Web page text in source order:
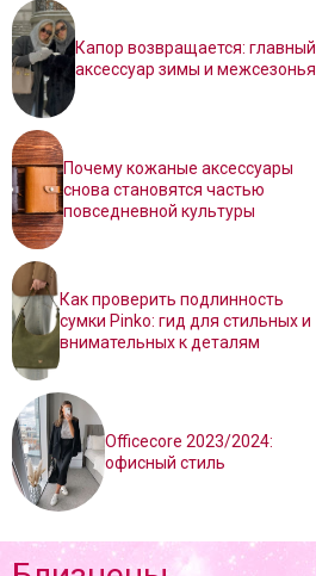
Капор возвращается: главный
аксессуар зимы и межсезонья
Почему кожаные аксессуары
снова становятся частью
повседневной культуры
Как проверить подлинность
сумки Pinko: гид для стильных и
внимательных к деталям
Officecore 2023/2024:
офисный стиль